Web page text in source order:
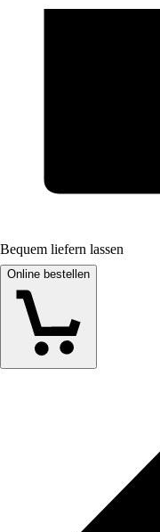
Bequem liefern lassen
Online bestellen